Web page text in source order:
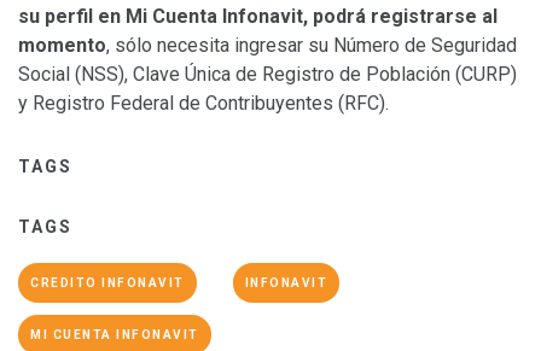
su perfil en Mi Cuenta Infonavit, podrá registrarse al
momento, sólo necesita ingresar su Número de Seguridad
Social (NSS), Clave Única de Registro de Población (CURP)
y Registro Federal de Contribuyentes (RFC).
TAGS
TAGS
CREDITO INFONAVIT INFONAVIT
MI CUENTA INFONAVIT